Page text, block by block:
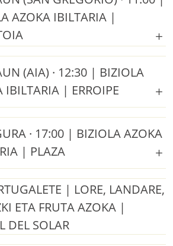
AZOKA IBILTARIA |
(AIA) · 12:30 | BIZIOLA
IBILTARIA | ERROIPE
· 17:00 | BIZIOLA AZOKA
| PLAZA
| LORE, LANDARE,
ETA FRUTA AZOKA |
DEL SOLAR